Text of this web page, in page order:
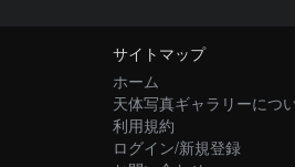
サイトマップ
ホーム
天体写真ギャラリーにつ
利用規約
ログイン/新規登録